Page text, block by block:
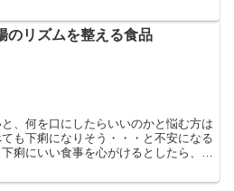
のリズムを整える食品
、何を口にしたらいいのかと悩む方は
も下痢になりそう・・・と不安になる
痢にいい食事を心がけるとしたら、ど